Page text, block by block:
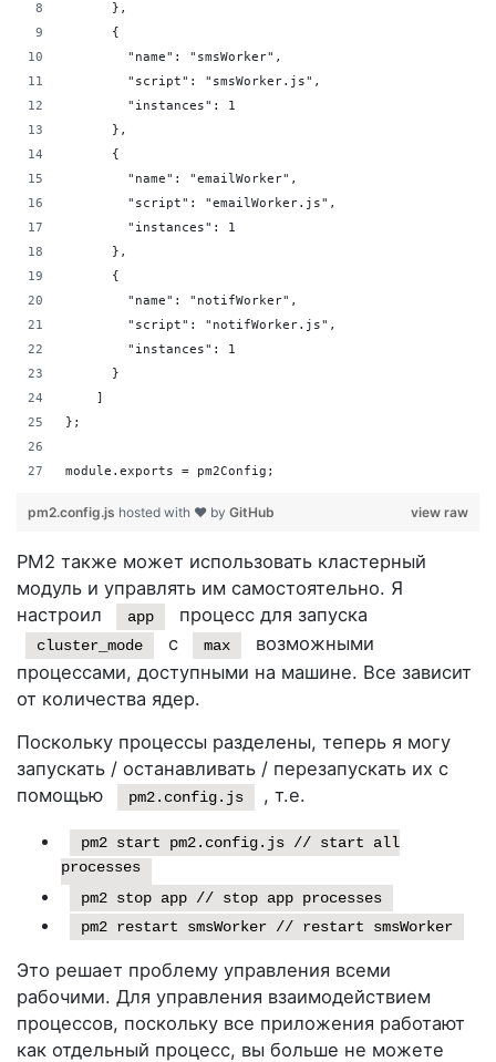
      },
      {
        "name": "smsWorker",
        "script": "smsWorker.js",
        "instances": 1
      },
      {
        "name": "emailWorker",
        "script": "emailWorker.js",
        "instances": 1
      },
      {
        "name": "notifWorker",
        "script": "notifWorker.js",
        "instances": 1
      }
};
module.exports = pm2Config;
view raw
pm2.config.js hosted with ❤ by GitHub
PM2 также может использовать кластерный
модуль и управлять им самостоятельно. Я
настроил
app процесс для запуска
cluster_mode с max
возможными
процессами, доступными на машине. Все зависит
от количества ядер.
Поскольку процессы разделены, теперь я могу
запускать / останавливать / перезапускать их с
помощью
pm2.config.js , т.е.
pm2 start pm2.config.js // start all
processes
pm2 stop app // stop app processes
pm2 restart smsWorker // restart smsWorker
Это решает проблему управления всеми
рабочими. Для управления взаимодействием
процессов, поскольку все приложения работают
как отдельный процесс, вы больше не можете